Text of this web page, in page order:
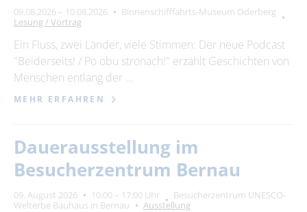
10
11 12 13 14 15
16
17
18 19 20 21 22
23
24
25 26 27 28 29
30
Zeitraum
von
09.08.2026 – 10.08.2026
Binnenschifffahrts-Museum Oderberg
Lesung / Vortrag
Ein Fluss, zwei Länder, viele Stimmen: Der neue Podcast
"Beiderseits! / Po obu stronach!" erzählt Geschichten von
Menschen entlang der …
MEHR ERFAHREN
Dauerausstellung im
Besucherzentrum Bernau
09. August 2026 10:00 – 17:00 Uhr
Besucherzentrum UNESCO-
Welterbe Bauhaus in Bernau
Ausstellung